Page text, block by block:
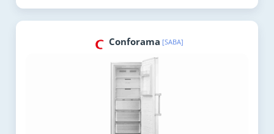
Conforama [SABA]